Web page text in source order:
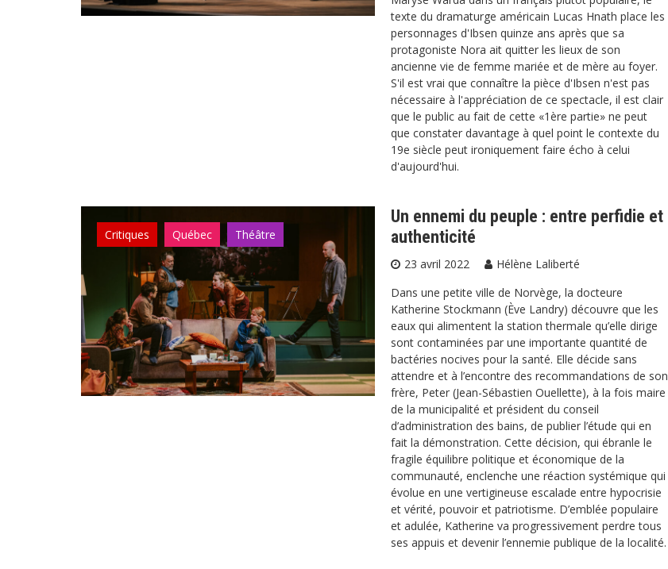
texte du dramaturge américain Lucas Hnath place les
personnages d'Ibsen quinze ans après que sa
protagoniste Nora ait quitter les lieux de son
ancienne vie de femme mariée et de mère au foyer.
S'il est vrai que connaître la pièce d'Ibsen n'est pas
nécessaire à l'appréciation de ce spectacle, il est clair
que le public au fait de cette «1ère partie» ne peut
que constater davantage à quel point le contexte du
19e siècle peut ironiquement faire écho à celui
d'aujourd'hui.
Critiques Québec Théâtre
Un ennemi du peuple : entre perfidie et
authenticité
23 avril 2022
Hélène Laliberté
Dans une petite ville de Norvège, la docteure
Katherine Stockmann (Ève Landry) découvre que les
eaux qui alimentent la station thermale qu’elle dirige
sont contaminées par une importante quantité de
bactéries nocives pour la santé. Elle décide sans
attendre et à l’encontre des recommandations de son
frère, Peter (Jean-Sébastien Ouellette), à la fois maire
de la municipalité et président du conseil
d’administration des bains, de publier l’étude qui en
fait la démonstration. Cette décision, qui ébranle le
fragile équilibre politique et économique de la
communauté, enclenche une réaction systémique qui
évolue en une vertigineuse escalade entre hypocrisie
et vérité, pouvoir et patriotisme. D’emblée populaire
et adulée, Katherine va progressivement perdre tous
ses appuis et devenir l’ennemie publique de la localité.